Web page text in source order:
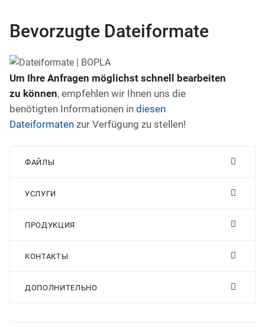
Bevorzugte Dateiformate
Um Ihre Anfragen möglichst schnell bearbeiten
zu können, empfehlen wir Ihnen uns die
benötigten Informationen in diesen
Dateiformaten zur Verfügung zu stellen!
ФАЙЛЫ
УСЛУГИ
ПРОДУКЦИЯ
КОНТАКТЫ
ДОПОЛНИТЕЛЬНО